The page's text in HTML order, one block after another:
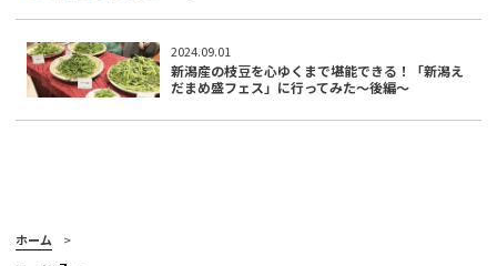
2024.09.01
新潟産の枝豆を心ゆくまで堪能できる！「新潟え
だまめ盛フェス」に行ってみた～後編～
ホーム